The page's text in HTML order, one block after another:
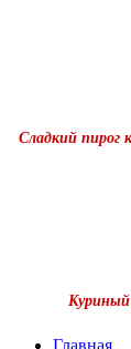
Сладкий пирог
Куриный